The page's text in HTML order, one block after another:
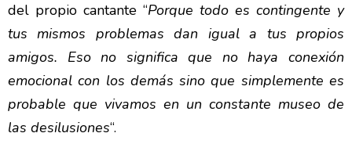
del propio cantante “Porque todo es contingente y
tus mismos problemas dan igual a tus propios
amigos. Eso no significa que no haya conexión
emocional con los demás sino que simplemente es
probable que vivamos en un constante museo de
las desilusiones“.